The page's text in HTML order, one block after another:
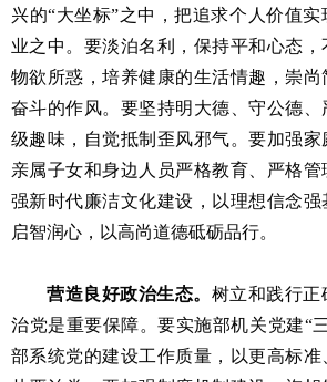
兴的“大坐标”之中，把追求个人价值
业之中。要淡泊名利，保持平和心态
物欲所惑，培养健康的生活情趣，崇
奋斗的作风。要坚持明大德、守公德
级趣味，自觉抵制歪风邪气。要加强
亲属子女和身边人员严格教育、严格
强新时代廉洁文化建设，以理想信念
启智润心，以高尚道德砥砺品行。
营造良好政治生态。 树立和践行正
治党是重要保障。要实施部机关党建“
部系统党的建设工作质量，以更高标